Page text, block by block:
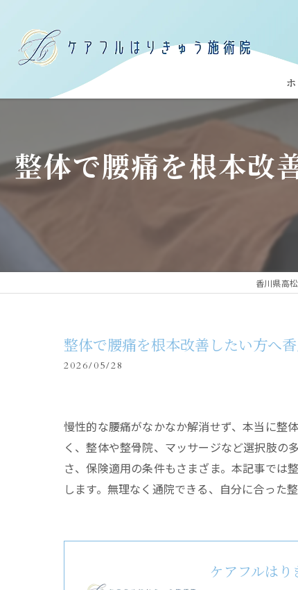
整体で腰痛を根本改
香川県高
整体で腰痛を根本改善したい方へ
2026/05/28
慢性的な腰痛がなかなか解消せず、本当に整
く、整体や整骨院、マッサージなど選択肢の
さ、保険適用の条件もさまざま。本記事では
します。無理なく通院できる、自分に合った
ケアフルは